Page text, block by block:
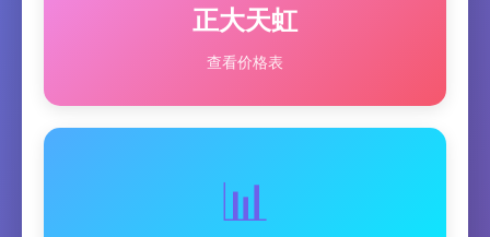
正大天虹
查看价格表
📊